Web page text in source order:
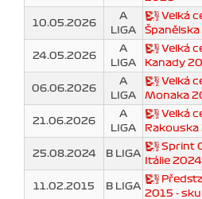
10.05.2026
A
LIGA
Velká
24.05.2026
A
LIGA
Velká
Kanady
06.06.2026
A
LIGA
Velká
Monaka
21.06.2026
A
LIGA
Velká
25.08.2024 B LIGA
Sprint
Itálie 2024
11.02.2015 B LIGA
2015 -